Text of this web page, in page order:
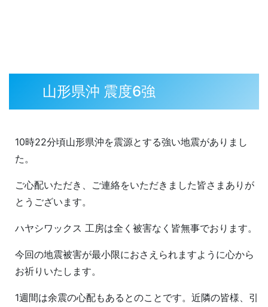
山形県沖 震度6強
10時22分頃山形県沖を震源とする強い地震がありまし
た。
ご心配いただき、ご連絡をいただきました皆さまありが
とうございます。
ハヤシワックス 工房は全く被害なく皆無事でおります。
今回の地震被害が最小限におさえられますように心から
お祈りいたします。
1週間は余震の心配もあるとのことです。近隣の皆様、引